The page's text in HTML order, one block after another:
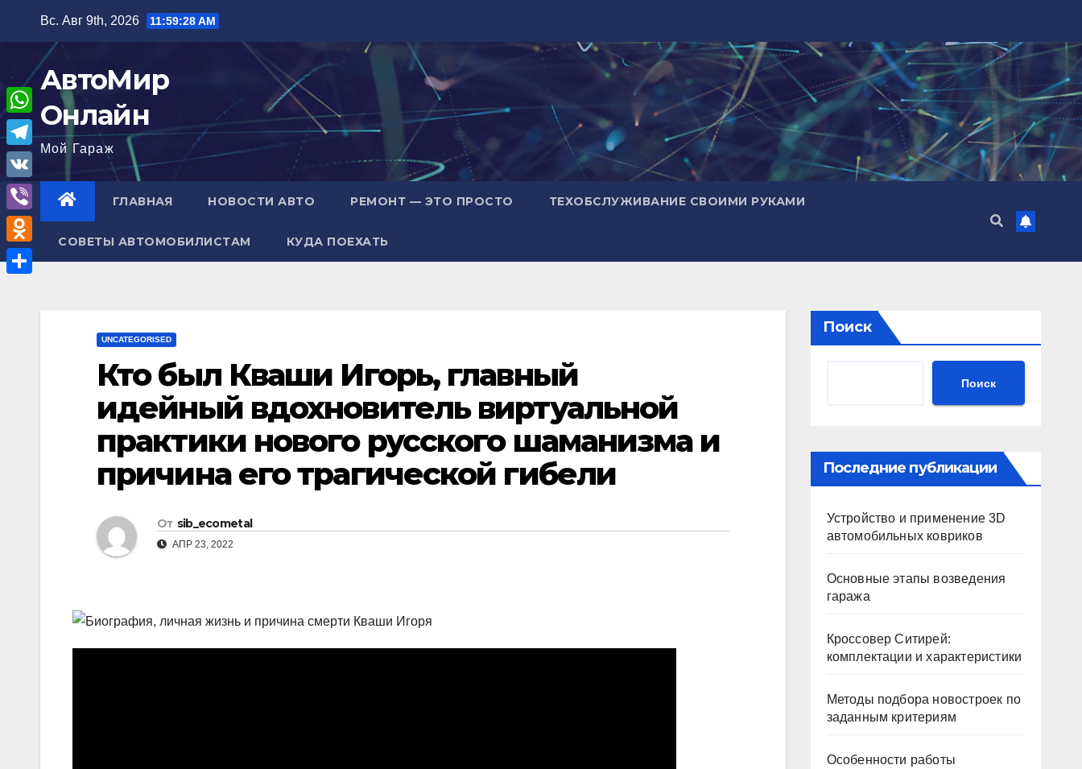
содержимому
Вс. Авг 9th, 2026 11:59:29 AM
АвтоМир
Онлайн
Мой Гараж
ГЛАВНАЯ НОВОСТИ АВТО РЕМОНТ — ЭТО ПРОСТО ТЕХОБСЛУЖИВАНИЕ СВОИМИ РУКАМИ
СОВЕТЫ АВТОМОБИЛИСТАМ КУДА ПОЕХАТЬ
UNCATEGORISED
Кто был Кваши Игорь, главный
идейный вдохновитель виртуальной
практики нового русского шаманизма и
причина его трагической гибели
От sib_ecometal
АПР 23, 2022
Поиск
Поиск
Последние публикации
Устройство и применение 3D
автомобильных ковриков
Основные этапы возведения
гаража
Кроссовер Ситирей:
комплектации и характеристики
Методы подбора новостроек по
заданным критериям
Особенности работы
W
h
a
A
T
e
l
e
g
V
K
V
i
b
O